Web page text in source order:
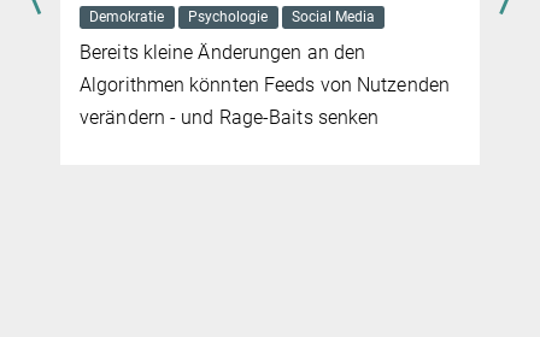
Weshalb das deutsche Erbrecht an einem
traditionellen Familienbild festhält,
analysiert Rechtswissenschaftlerin
Auer